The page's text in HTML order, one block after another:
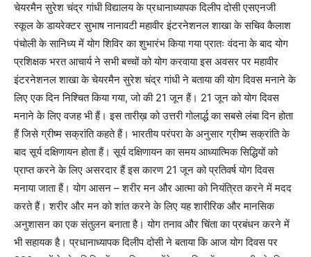
चेयरमैन सुरेश चंद्र गांधी विद्यालय के प्रधानाध्यापक दिलीप दोसी एसएनजी
स्कूल के डायरेक्टर सुभाष नानावटी महावीर इंटरनेशनल शाखा के सचिव कैलाश
पंचोली के सानिध्य में योग शिविर का शुभारंभ किया गया प्रातः वंदना के बाद योग
प्रशिक्षक भरत आचार्य ने सभी बच्चों को योग करवाया इस अवसर पर महावीर
इंटरनेशनल शाखा के चेयरमैन सुरेश चंद्र गांधी ने बताया की योग दिवस मनाने के
लिए एक दिन निश्चित किया गया, जो की 21 जून हैं। 21 जून को योग दिवस
मनाने के लिए वजह भी हैं। इस तारीख़ को उत्तरी गोलार्द्ध का सबसे लंबा दिन होता
हैं जिसे ग्रीष्म सक्रांति कहते हैं। भारतीय परंपरा के अनुसार ग्रीष्म सक्रांति के
बाद सूर्य दक्षिणायन होता हैं। सूर्य दक्षिणायन का समय आध्यात्मिक सिद्धियों को
प्राप्त करने के लिए असरदार हैं इस कारण 21 जून को प्रतिवर्ष योग दिवस
मनाया जाता हैं। योग आसन – शरीर मन और आत्मा को नियंत्रित करने में मदद
करते हैं। शरीर और मन को शांत करने के लिए यह शारीरिक और मानसिक
अनुशासन का एक संतुलन बनाता है। योग तनाव और चिंता का प्रबंधन करने में
भी सहायक है। प्रधानाध्यापक दिलीप दोसी ने बताया कि आज योग दिवस पर